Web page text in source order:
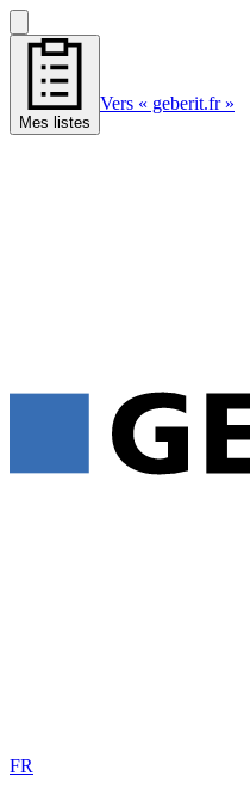
Mes listes
Vers « geberit.fr »
FR